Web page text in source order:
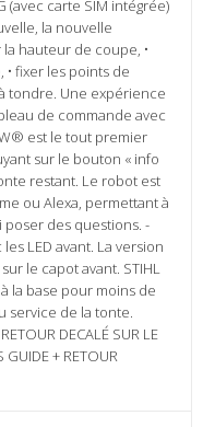
carte SIM intégrée)
la nouvelle
hauteur de coupe, •
fixer les points de
tondre. Une expérience
de commande avec
est le tout premier
sur le bouton « info
restant. Le robot est
ou Alexa, permettant à
poser des questions. -
LED avant. La version
le capot avant. STIHL
la base pour moins de
service de la tonte.
DECALÉ SUR LE
GUIDE + RETOUR